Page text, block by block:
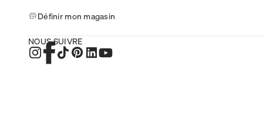
Définir mon magasin
NOUS SUIVRE